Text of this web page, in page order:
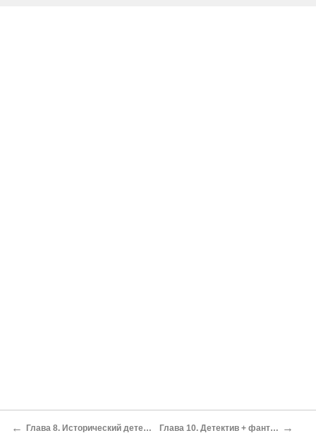
← Глава 8. Исторический детектив: ретроспективы и перспективы Глава 10. Детектив + фантастика + мистика. С чем это едят? →